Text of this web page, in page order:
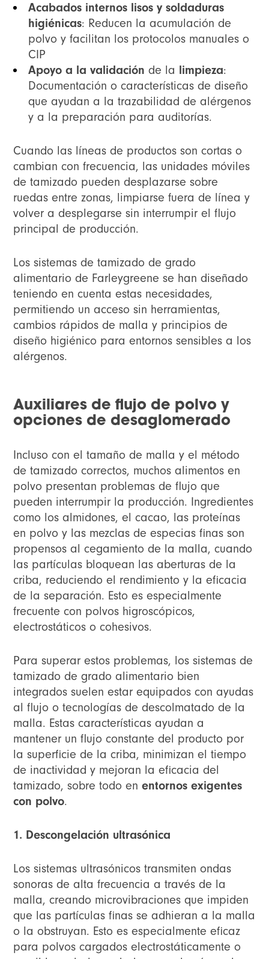
Acabados internos lisos y soldaduras
higiénicas: Reducen la acumulación de
polvo y facilitan los protocolos manuales o
CIP
Apoyo a la validación de la limpieza:
Documentación o características de diseño
que ayudan a la trazabilidad de alérgenos
y a la preparación para auditorías.
Cuando las líneas de productos son cortas o
cambian con frecuencia, las unidades móviles
de tamizado pueden desplazarse sobre
ruedas entre zonas, limpiarse fuera de línea y
volver a desplegarse sin interrumpir el flujo
principal de producción.
Los sistemas de tamizado de grado
alimentario de Farleygreene se han diseñado
teniendo en cuenta estas necesidades,
permitiendo un acceso sin herramientas,
cambios rápidos de malla y principios de
diseño higiénico para entornos sensibles a los
alérgenos.
Auxiliares de flujo de polvo y
opciones de desaglomerado
Incluso con el tamaño de malla y el método
de tamizado correctos, muchos alimentos en
polvo presentan problemas de flujo que
pueden interrumpir la producción. Ingredientes
como los almidones, el cacao, las proteínas
en polvo y las mezclas de especias finas son
propensos al cegamiento de la malla, cuando
las partículas bloquean las aberturas de la
criba, reduciendo el rendimiento y la eficacia
de la separación. Esto es especialmente
frecuente con polvos higroscópicos,
electrostáticos o cohesivos.
Para superar estos problemas, los sistemas de
tamizado de grado alimentario bien
integrados suelen estar equipados con ayudas
al flujo o tecnologías de descolmatado de la
malla. Estas características ayudan a
mantener un flujo constante del producto por
la superficie de la criba, minimizan el tiempo
de inactividad y mejoran la eficacia del
tamizado, sobre todo enentornos exigentes
con polvo.
1. Descongelación ultrasónica
Los sistemas ultrasónicos transmiten ondas
sonoras de alta frecuencia a través de la
malla, creando microvibraciones que impiden
que las partículas finas se adhieran a la malla
o la obstruyan. Esto es especialmente eficaz
para polvos cargados electrostáticamente o